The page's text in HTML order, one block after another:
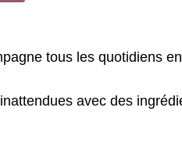
tous les quotidiens
avec des